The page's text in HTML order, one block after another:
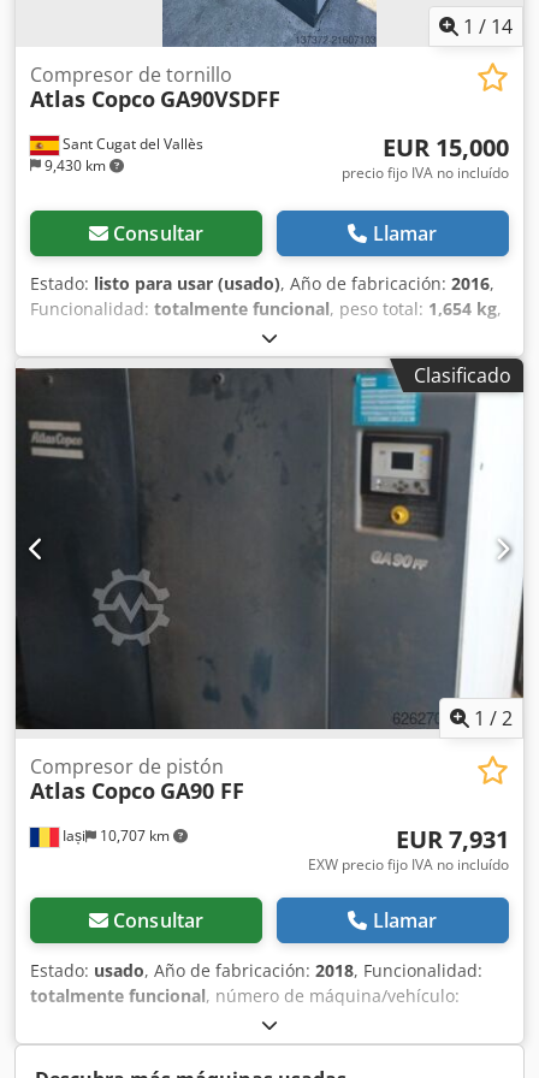
1 / 14
Sant Cugat del Vallès
9,430 km
Compresor de tornillo
Atlas Copco GA90VSDFF
EUR 15,000
precio fijo IVA no incluído
Consultar Llamar
Estado: listo para usar (usado), Año de fabricación: 2016,
Funcionalidad: totalmente funcional, peso total: 1,654 kg,
placa de características disponible,
secador frigorífico, Atlas Copco, compresor aire, modelo :
GA90VSDFF, de tornillo lubricado con variador frecuencia,
variador de velocidad(VSD), con secador, presion:12,7 bar
Caudal aire:293,1 L/S, motor:3508 r/min, año 2016, peso:
1654 Kgs Dcjdpfxjyxpz Ue Ac Ujk Envios a toda Europa no
incluido, Iva no incluido. Referencia: 1167
Clasificado
1 /2
Iași 10,707 km
Compresor de pistón
Atlas Copco GA90 FF
EUR 7,931
EXW precio fijo IVA no incluído
Consultar Llamar
Estado: usado, Año de fabricación: 2018, Funcionalidad:
totalmente funcional, número de máquina/vehículo:
, Características técnicas: Especificaciones
principales Atributo Potencia del motor Presión máxima de
funcionamiento Caudal de aire libre (FAD) Tipo de